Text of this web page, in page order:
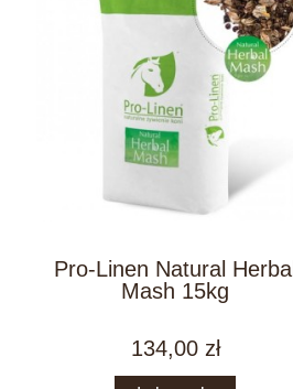
Pro-Linen Natural Herbal
Mash 15kg
134,00 zł